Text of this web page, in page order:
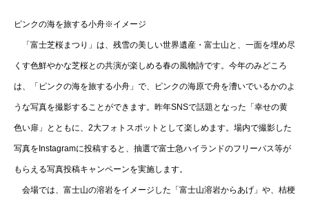
ピンクの海を旅する小舟※イメージ
「富士芝桜まつり」は、残雪の美しい世界遺産・富士山と、一面を埋め尽
くす色鮮やかな芝桜との共演が楽しめる春の風物詩です。今年のみどころ
は、「ピンクの海を旅する小舟」で、ピンクの海原で舟を漕いでいるかのよ
うな写真を撮影することができます。昨年SNSで話題となった「幸せの黄
色い扉」とともに、2大フォトスポットとして楽しめます。場内で撮影した
写真をInstagramに投稿すると、抽選で富士急ハイランドのフリーパス等が
もらえる写真投稿キャンペーンを実施します。
会場では、富士山の溶岩をイメージした「富士山溶岩からあげ」や、桔梗